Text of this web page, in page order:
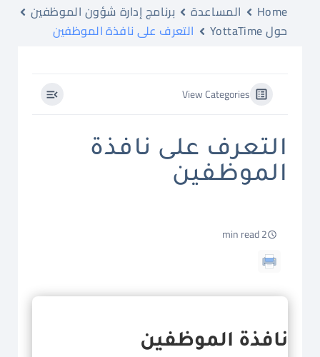
Home المساعدة
برنامج إدارة شؤون الموظفين
حول YottaTime
التعرف على نافذة الموظفين
View Categories
التعرف على نافذة
الموظفين
2 min read
نافذة الموظفين